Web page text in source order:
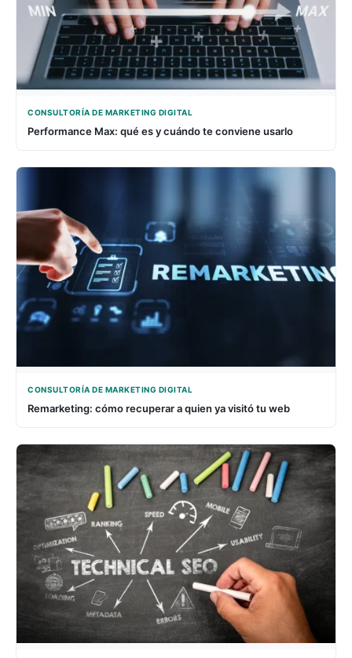
CONSULTORÍA DE MARKETING DIGITAL
Performance Max: qué es y cuándo te conviene usarlo
CONSULTORÍA DE MARKETING DIGITAL
Remarketing: cómo recuperar a quien ya visitó tu web